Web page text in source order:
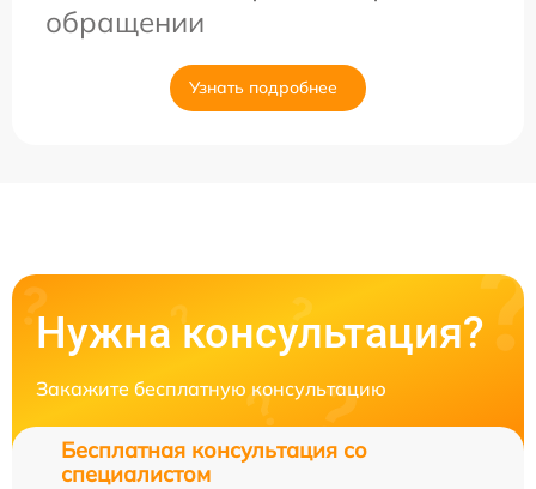
обращении
Узнать подробнее
Нужна консультация?
Закажите бесплатную консультацию
Бесплатная консультация со
специалистом